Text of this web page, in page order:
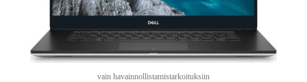
vain havainnollistamistarkoituksiin